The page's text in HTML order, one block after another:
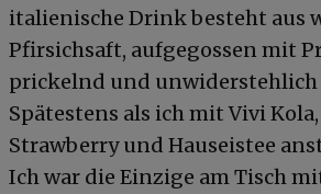
italienische Drink besteht aus
Pfirsichsaft, aufgegossen mit
prickelnd und unwiderstehlich
Spätestens als ich mit Vivi
Strawberry und Hauseistee
Ich war die Einzige am Tisch